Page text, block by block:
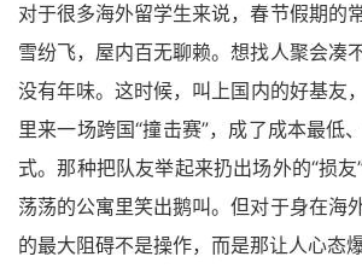
对于很多海外留学生来说，春节假期的
雪纷飞，屋内百无聊赖。想找人聚会凑
没有年味。这时候，叫上国内的好基友
里来一场跨国“撞击赛”，成了成本最低
式。那种把队友举起来扔出场外的“损
荡荡的公寓里笑出鹅叫。但对于身在海
的最大阻碍不是操作，而是那让人心态